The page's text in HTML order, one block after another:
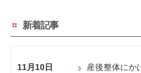
新着記事
11月10日 産後整体にか